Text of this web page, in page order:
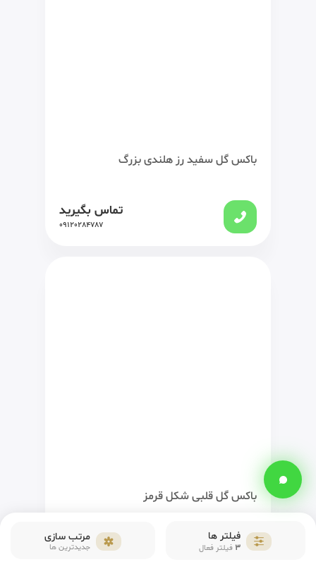
فیلتر ها
3 فیلتر فعال
مرتب سازی
جدیدترین ها
باکس گل سفید رز هلندی بزرگ
تماس بگیرید
09120284787
باکس گل قلبی شکل قرمز
تماس بگیرید